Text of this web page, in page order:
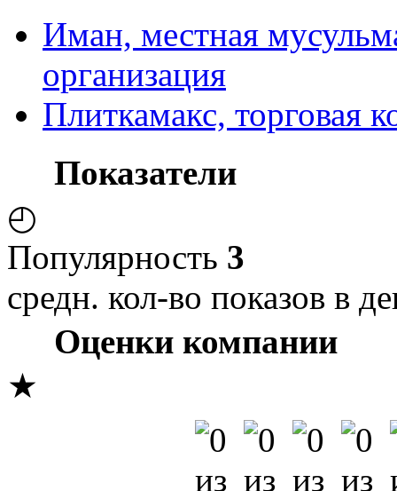
Иман, местная
организация
Плиткамакс, торговая
Показатели
◴
Популярность 3
средн. кол-во показов в
Оценки компании
★